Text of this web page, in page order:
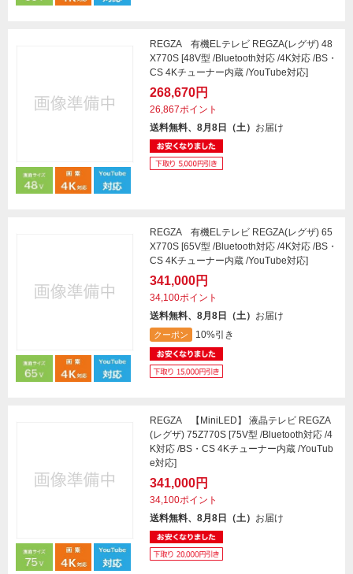
REGZA 有機ELテレビ REGZA(レグザ) 48
X770S [48V型 /Bluetooth対応 /4K対応 /BS・
CS 4Kチューナー内蔵 /YouTube対応]
268,670円
26,867ポイント
送料無料、8月8日（土） お届け
REGZA 有機ELテレビ REGZA(レグザ) 65
X770S [65V型 /Bluetooth対応 /4K対応 /BS・
CS 4Kチューナー内蔵 /YouTube対応]
341,000円
34,100ポイント
送料無料、8月8日（土） お届け
クーポン 10%引き
REGZA 【MiniLED】 液晶テレビ REGZA
(レグザ) 75Z770S [75V型 /Bluetooth対応 /4
K対応 /BS・CS 4Kチューナー内蔵 /YouTub
e対応]
341,000円
34,100ポイント
送料無料、8月8日（土） お届け